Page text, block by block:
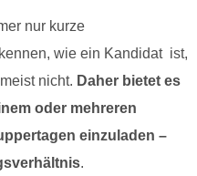
nur kurze
wie ein Kandidat ist,
nicht. Daher bietet es
oder mehreren
einzuladen –
.